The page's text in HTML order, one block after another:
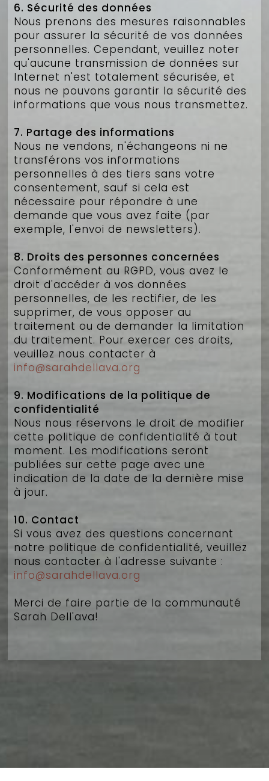
6. Sécurité des données
Nous prenons des mesures raisonnables
pour assurer la sécurité de vos données
personnelles. Cependant, veuillez noter
qu'aucune transmission de données sur
Internet n'est totalement sécurisée, et
nous ne pouvons garantir la sécurité des
informations que vous nous transmettez.
7. Partage des informations
Nous ne vendons, n'échangeons ni ne
transférons vos informations
personnelles à des tiers sans votre
consentement, sauf si cela est
nécessaire pour répondre à une
demande que vous avez faite (par
exemple, l'envoi de newsletters).
8. Droits des personnes concernées
Conformément au RGPD, vous avez le
droit d'accéder à vos données
personnelles, de les rectifier, de les
supprimer, de vous opposer au
traitement ou de demander la limitation
du traitement. Pour exercer ces droits,
veuillez nous contacter à
info@sarahdellava.org
9. Modifications de la politique de
confidentialité
Nous nous réservons le droit de modifier
cette politique de confidentialité à tout
moment. Les modifications seront
publiées sur cette page avec une
indication de la date de la dernière mise
à jour.
10. Contact
Si vous avez des questions concernant
notre politique de confidentialité, veuillez
nous contacter à l'adresse suivante :
info@sarahdellava.org
Merci de faire partie de la communauté
Sarah Dell'ava!